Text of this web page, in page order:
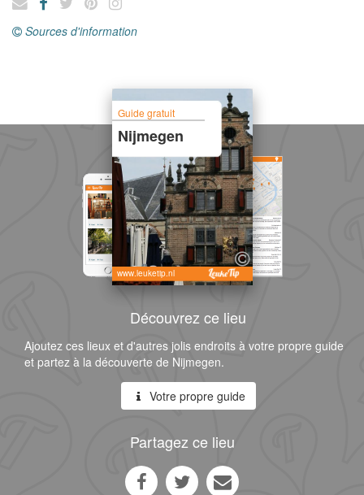
Sources d'information
Guide gratuit
Nijmegen
www.leuketip.nl
Découvrez ce lieu
Ajoutez ces lieux et d'autres jolis endroits à votre propre guide
et partez à la découverte de Nijmegen.
Votre propre guide
Partagez ce lieu